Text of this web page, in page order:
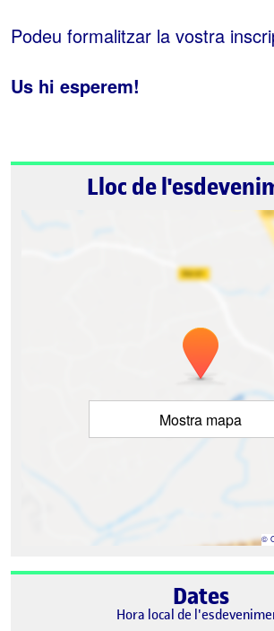
Podeu formalitzar la vostra
Us hi esperem!
Lloc de
Mostra mapa
©
Dates
Hora local de